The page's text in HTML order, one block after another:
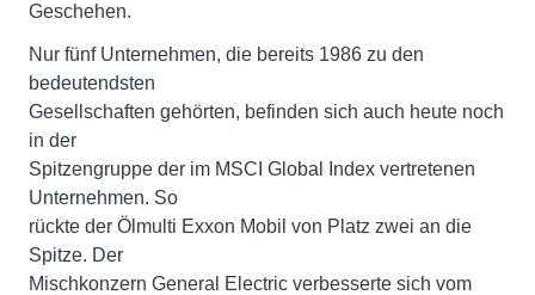
Geschehen.
Nur fünf Unternehmen, die bereits 1986 zu den
bedeutendsten
Gesellschaften gehörten, befinden sich auch heute noch
in der
Spitzengruppe der im MSCI Global Index vertretenen
Unternehmen. So
rückte der Ölmulti Exxon Mobil von Platz zwei an die
Spitze. Der
Mischkonzern General Electric verbesserte sich vom